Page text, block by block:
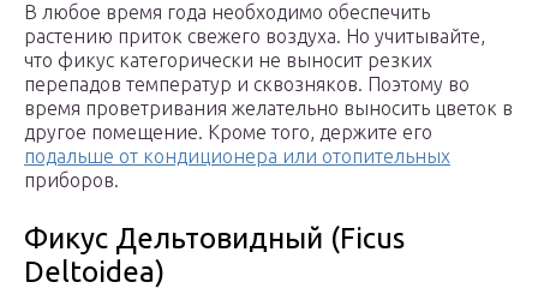
В любое время года необходимо обеспечить
растению приток свежего воздуха. Но учитывайте,
что фикус категорически не выносит резких
перепадов температур и сквозняков. Поэтому во
время проветривания желательно выносить цветок в
другое помещение. Кроме того, держите его
подальше от кондиционера или отопительных
приборов.
Фикус Дельтовидный (Ficus
Deltoidea)